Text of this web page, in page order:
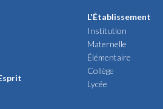
L'Établissement
Institution
Maternelle
Élémentaire
Collège
Lycée